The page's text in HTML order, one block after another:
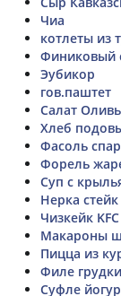
Чиа
котлеты из
Финиковый
Эубикор
гов.паштет
Салат
Хлеб
Фасоль
Форель
Суп с
Нерка
Чизкейк KFC
Макароны
Пицца из
Филе
Суфле